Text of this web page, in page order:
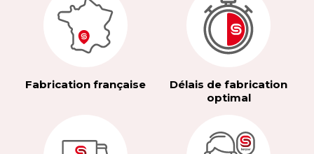
Fabrication française
Délais de fabrication
optimal